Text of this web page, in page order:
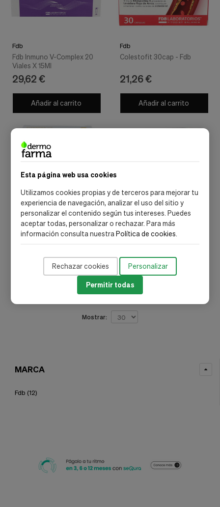
Esta página web usa cookies
Utilizamos cookies propias y de terceros para mejorar tu
experiencia de navegación, analizar el uso del sitio y
personalizar el contenido según tus intereses. Puedes
aceptar todas, personalizar o rechazar. Para más
información consulta nuestraPolítica de cookies.
Rechazar cookies Personalizar
Permitir todas
Fdb
Fdb Inmuno V-Complex 20
Viales X 15Ml
29,62 €
Añadir al carrito
Fdb
Colestofit 30cap - Fdb
21,26 €
Añadir al carrito
Fdb
16,45 €
Fdb
28,38 €
Mostrar:
MARCA
Fdb (12)